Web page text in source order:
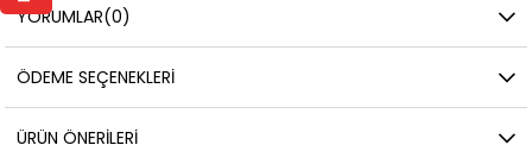
YORUMLAR(0)
ÖDEME SEÇENEKLERI
ÜRÜN ÖNERILERI